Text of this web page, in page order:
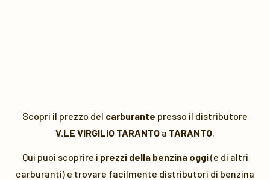
Scopri il prezzo del carburante presso il distributore
V.LE VIRGILIO TARANTO a TARANTO.
Qui puoi scoprire i prezzi della benzina oggi(e di altri
carburanti) e trovare facilmente distributori di benzina